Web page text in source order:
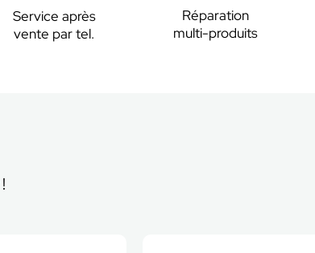
Service après
vente par tel.
Réparation
multi-produits
!